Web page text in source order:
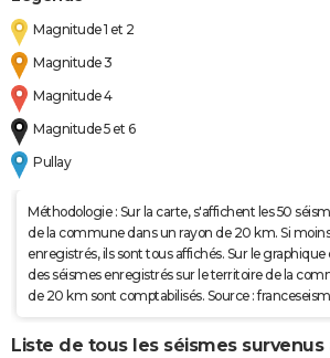
Magnitude 1 et 2
Magnitude 3
Magnitude 4
Magnitude 5 et 6
Pullay
Méthodologie : Sur la carte, s'affichent les 50
de la commune dans un rayon de 20 km. Si
enregistrés, ils sont tous affichés. Sur le
des séismes enregistrés sur le territoire de la
de 20 km sont comptabilisés. Source :
Liste de tous les séismes survenus